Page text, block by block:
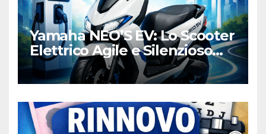
Yamaha NEO’S EV: Lo Scooter
Elettrico Agile e Silenzioso
per la Città